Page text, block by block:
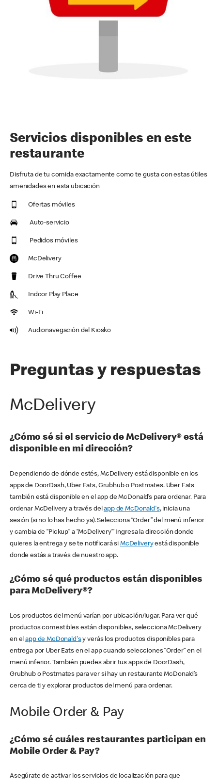
Servicios disponibles en este
restaurante
Disfruta de tu comida exactamente como te gusta con estas útiles
amenidades en esta ubicación
Ofertas móviles
Auto-servicio
Pedidos móviles
McDelivery
Drive Thru Coffee
Indoor Play Place
Wi-Fi
Audionavegación del Kiosko
Preguntas y respuestas
McDelivery
¿Cómo sé si el servicio de McDelivery® está
disponible en mi dirección?
Dependiendo de dónde estés, McDelivery está disponible en los
apps de DoorDash, Uber Eats, Grubhub o Postmates. Uber Eats
también está disponible en el app de McDonald’s para ordenar. Para
ordenar McDelivery a través delapp de McDonald's, inicia una
sesión (si no lo has hecho ya). Selecciona “Order” del menú inferior
y cambia de “Pickup” a “McDelivery’” Ingresa la dirección donde
quieres la entrega y se te notificará si McDeliveryestá disponible
donde estás a través de nuestro app.
¿Cómo sé qué productos están disponibles
para McDelivery®?
Los productos del menú varían por ubicación/lugar. Para ver qué
productos comestibles están disponibles, selecciona McDelivery
en elapp de McDonald'sy verás los productos disponibles para
entrega por Uber Eats en el app cuando selecciones “Order” en el
menú inferior. También puedes abrir tus apps de DoorDash,
Grubhub o Postmates para ver si hay un restaurante McDonald’s
cerca de ti y explorar productos del menú para ordenar.
Mobile Order & Pay
¿Cómo sé cuáles restaurantes participan en
Mobile Order & Pay?
Asegúrate de activar los servicios de localización para que